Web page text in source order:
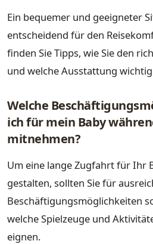
Ein bequemer und geeigneter
entscheidend für den
finden Sie Tipps, wie Sie den
und welche Ausstattung
Welche
ich für mein Baby
mitnehmen?
Um eine lange Zugfahrt für Ihr
gestalten, sollten Sie für
Beschäftigungsmöglichkeiten
welche Spielzeuge und
eignen.